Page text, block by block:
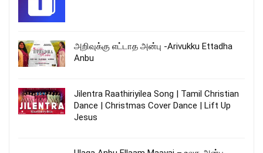
அறிவுக்கு எட்டாத அன்பு -Arivukku Ettadha
Anbu
Jilentra Raathiriyilea Song | Tamil Christian
Dance | Christmas Cover Dance | Lift Up
Jesus